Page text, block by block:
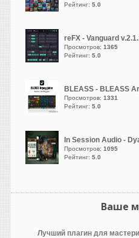
vangog171
написал 06.08.2026 в23:02
Хоь и стоит у
меня-
И-
DirectX End-User
Runtime.
Но такой баг
как то в старой 10
спокойно рабаотала
библиотека и сразу
режима
в свойствах не
Рейтинг: 5.0
reFX - Vanguard
Просмотров: 1365
Рейтинг: 5.0
BLEASS - BLEASS
Просмотров: 1331
Рейтинг: 5.0
In Session Audio -
Просмотров: 1095
Рейтинг: 5.0
Ваше
Лучший плагин для